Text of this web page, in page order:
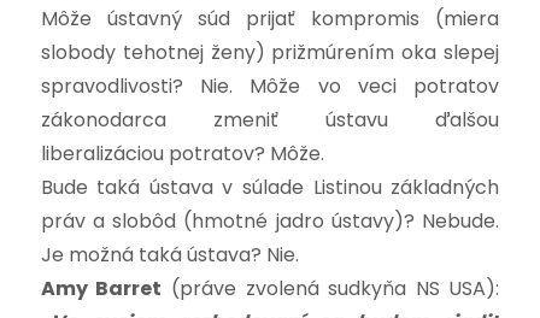
Môže ústavný súd prijať kompromis (miera
slobody tehotnej ženy) prižmúrením oka slepej
spravodlivosti? Nie. Môže vo veci potratov
zákonodarca zmeniť ústavu ďalšou
liberalizáciou potratov? Môže.
Bude taká ústava v súlade Listinou základných
práv a slobôd (hmotné jadro ústavy)? Nebude.
Je možná taká ústava? Nie.
Amy Barret (práve zvolená sudkyňa NS USA):